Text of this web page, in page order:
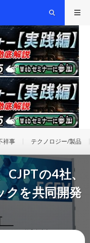
祥事 テクノロジー/製品
の4社、
クを共同開発